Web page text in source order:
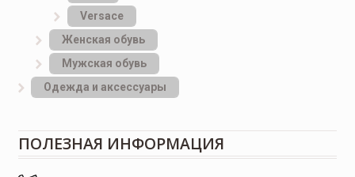
Versace
Женская обувь
Мужская обувь
Одежда и аксессуары
ПОЛЕЗНАЯ ИНФОРМАЦИЯ